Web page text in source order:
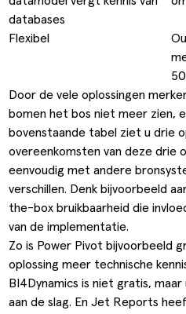
databases
Flexibel
Door de vele oplossingen
bomen het bos niet meer zien,
bovenstaande tabel ziet u drie
overeenkomsten van deze drie
eenvoudig met andere
verschillen. Denk bijvoorbeeld
the-box bruikbaarheid die
van de implementatie.
Zo is Power Pivot bijvoorbeeld
oplossing meer technische
BI4Dynamics is niet gratis,
aan de slag. En Jet Reports